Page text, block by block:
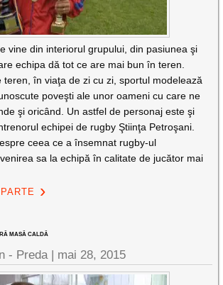
vine din interiorul grupului, din pasiunea şi
echipa dă tot ce are mai bun în teren.
teren, în viaţa de zi cu zi, sportul modelează
poveşti ale unor oameni cu care ne
şi oricând. Un astfel de personaj este şi
echipei de rugby Ştiinţa Petroşani.
ceea ce a însemnat rugby-ul
sa la echipă în calitate de jucător mai
MASĂ CALDĂ
- Preda | mai 28, 2015